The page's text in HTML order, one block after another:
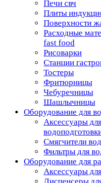
Печи свч
Плиты
Поверхности
Расходные
fast food
Рисоварки
Станции
Тостеры
Фритюрницы
Чебуречницы
Шашлычницы
Оборудование для
Аксессуары
Смягчители
Фильтры для
Оборудование для
Аксессуары